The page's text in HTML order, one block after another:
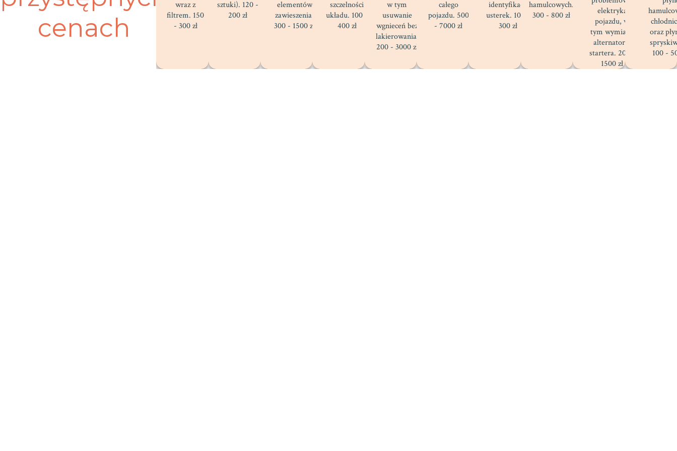
cenach
wraz z
filtrem. 150
- 300 zł
sztuki). 120 -
200 zł
elementów
zawieszenia.
300 - 1500 zł
szczelności
układu. 100 -
400 zł
w tym
usuwanie
wgnieceń bez
lakierowania.
200 - 3000 zł
całego
pojazdu. 500
- 7000 zł
identyfikacji
usterek. 100 -
300 zł
hamulcowych.
300 - 800 zł
elektryką
pojazdu, w
tym wymiana
alternatora,
startera. 200 -
1500 zł
oraz
100 -